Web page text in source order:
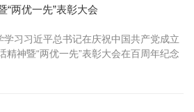
“两优一先”表彰大会
习习近平总书记在庆祝中国共产党成立
精神暨“两优一先”表彰大会在百周年纪念